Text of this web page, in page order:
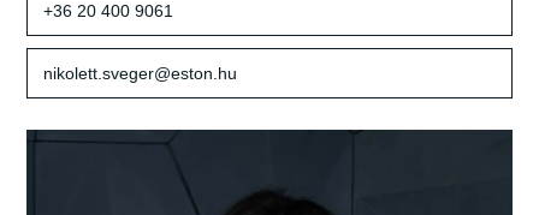
+36 20 400 9061
nikolett.sveger@eston.hu